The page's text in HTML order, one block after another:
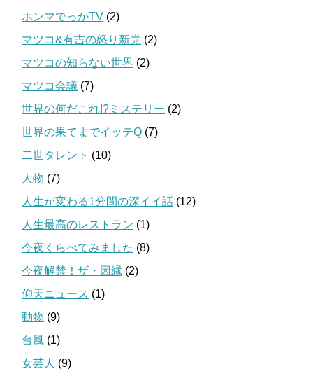
ホンマでっかTV (2)
マツコ&有吉の怒り新党 (2)
マツコの知らない世界 (2)
マツコ会議 (7)
世界の何だこれ!?ミステリー (2)
世界の果てまでイッテQ (7)
二世タレント (10)
人物 (7)
人生が変わる1分間の深イイ話 (12)
人生最高のレストラン (1)
今夜くらべてみました (8)
今夜解禁！ザ・因縁 (2)
仰天ニュース (1)
動物 (9)
台風 (1)
女芸人 (9)